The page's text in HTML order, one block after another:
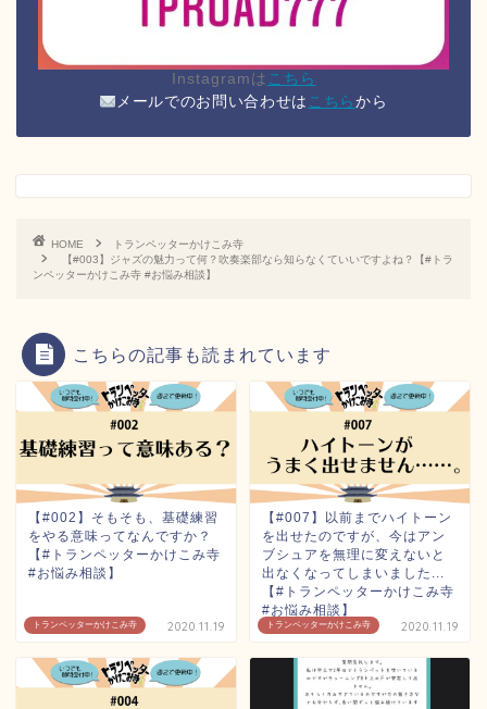
Instagramは こちら
メールでのお問い合わせは こちらから
HOME
トランペッターかけこみ寺
【#003】ジャズの魅力って何？吹奏楽部なら知らなくていいですよね？【#トラ
ンペッターかけこみ寺 #お悩み相談】
こちらの記事も読まれています
トランペッターかけこみ寺
【#002】そもそも、基礎練習
をやる意味ってなんですか？
【#トランペッターかけこみ寺
#お悩み相談】
2020.11.19 トランペッターかけこみ寺
【#007】以前までハイトーン
を出せたのですが、今はアン
ブシュアを無理に変えないと
出なくなってしまいました...
【#トランペッターかけこみ寺
#お悩み相談】
2020.11.19